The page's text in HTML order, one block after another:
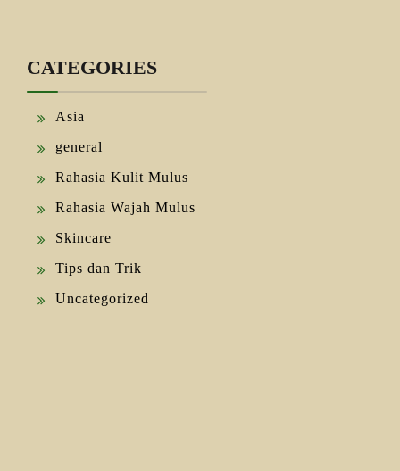
CATEGORIES
Asia
general
Rahasia Kulit Mulus
Rahasia Wajah Mulus
Skincare
Tips dan Trik
Uncategorized